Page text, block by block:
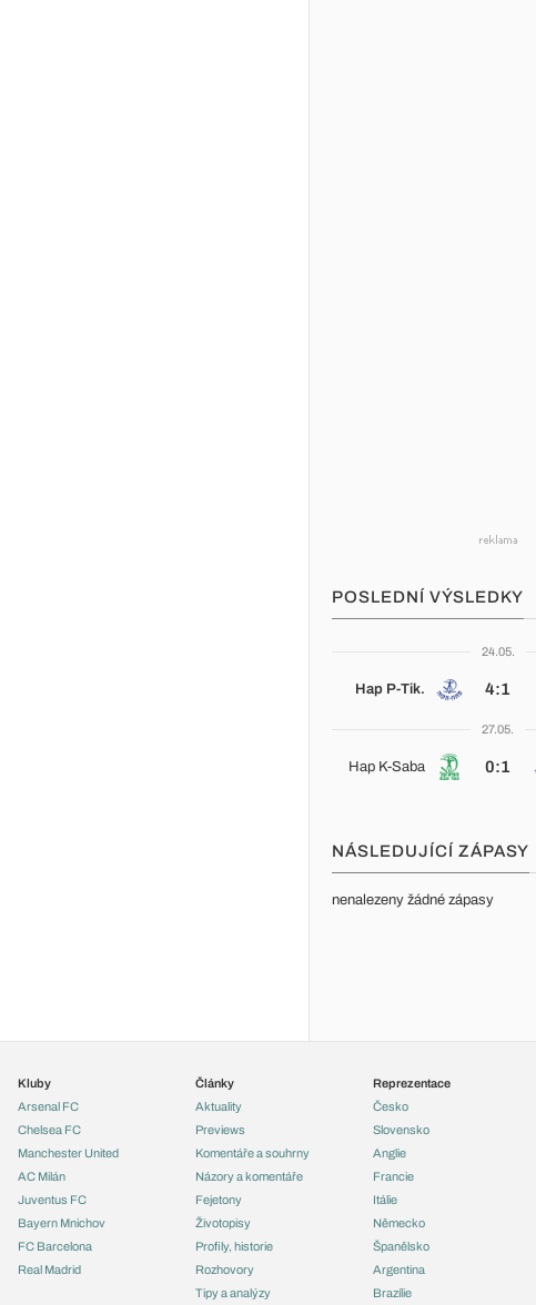
POSLEDNÍ VÝSLEDKY
24.05.
Hap P-Tik. 4:1
27.05.
Hap K-Saba 0:1
NÁSLEDUJÍCÍ ZÁPASY
nenalezeny žádné zápasy
Kluby
Arsenal FC
Chelsea FC
Manchester United
AC Milán
Juventus FC
Bayern Mnichov
FC Barcelona
Real Madrid
Články
Aktuality
Previews
Komentáře a souhrny
Názory a komentáře
Fejetony
Životopisy
Profily, historie
Rozhovory
Tipy a analýzy
Reprezentace
Česko
Slovensko
Anglie
Francie
Itálie
Německo
Španělsko
Argentina
Brazílie